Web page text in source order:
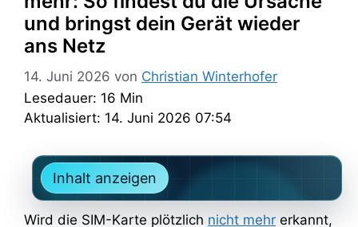
und bringst dein Gerät wieder
ans Netz
14. Juni 2026 von Christian Winterhofer
Lesedauer: 16 Min
Aktualisiert: 14. Juni 2026 07:54
Inhalt anzeigen
Wird die SIM-Karte plötzlich nicht mehr erkannt,